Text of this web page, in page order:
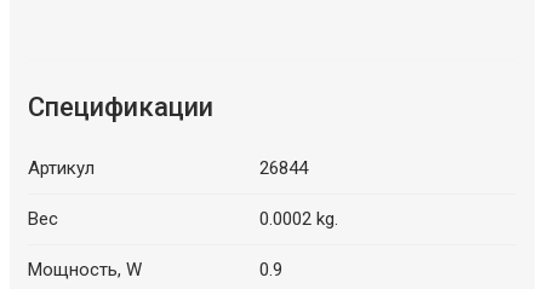
Спецификации
Артикул 26844
Вес 0.0002 kg.
Мощность, W 0.9